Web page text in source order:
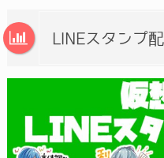
LINEスタンプ